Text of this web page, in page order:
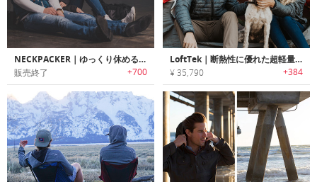
NECKPACKER｜ゆっくり休めるネックピロー搭載の多機能ジャケット/ベスト「ネックパッカー」
販売終了 +700
LoftTek｜断熱性に優れた超軽量・ハイパフォーマンスアドベンチャージャケット「ロフテック」
¥ 35,790 +384